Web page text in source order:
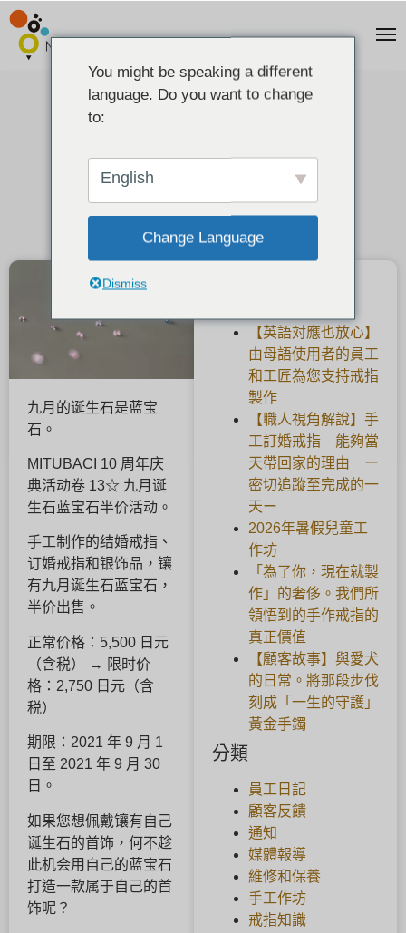
九月诞生石蓝宝石半价活动。
九月的诞生石是蓝宝
石。
MITUBACI 10 周年庆
典活动卷 13☆ 九月诞
生石蓝宝石半价活动。
手工制作的结婚戒指、
订婚戒指和银饰品，镶
有九月诞生石蓝宝石，
半价出售。
正常价格：5,500 日元
（含税） → 限时价
格：2,750 日元（含
税）
期限：2021 年 9 月 1
日至 2021 年 9 月 30
日。
如果您想佩戴镶有自己
诞生石的首饰，何不趁
此机会用自己的蓝宝石
打造一款属于自己的首
饰呢？
【英語対應也放心】
由母語使用者的員工
和工匠為您支持戒指
製作
【職人視角解說】手
工訂婚戒指 能夠當
天帶回家的理由 ー
密切追蹤至完成的一
天ー
2026年暑假兒童工
作坊
「為了你，現在就製
作」的奢侈。我們所
領悟到的手作戒指的
真正價值
【顧客故事】與愛犬
的日常。將那段步伐
刻成「一生的守護」
黃金手鐲
分類
員工日記
顧客反饋
通知
媒體報導
維修和保養
手工作坊
戒指知識
You might be speaking a different
language. Do you want to change
to:
English
Change Language
Dismiss